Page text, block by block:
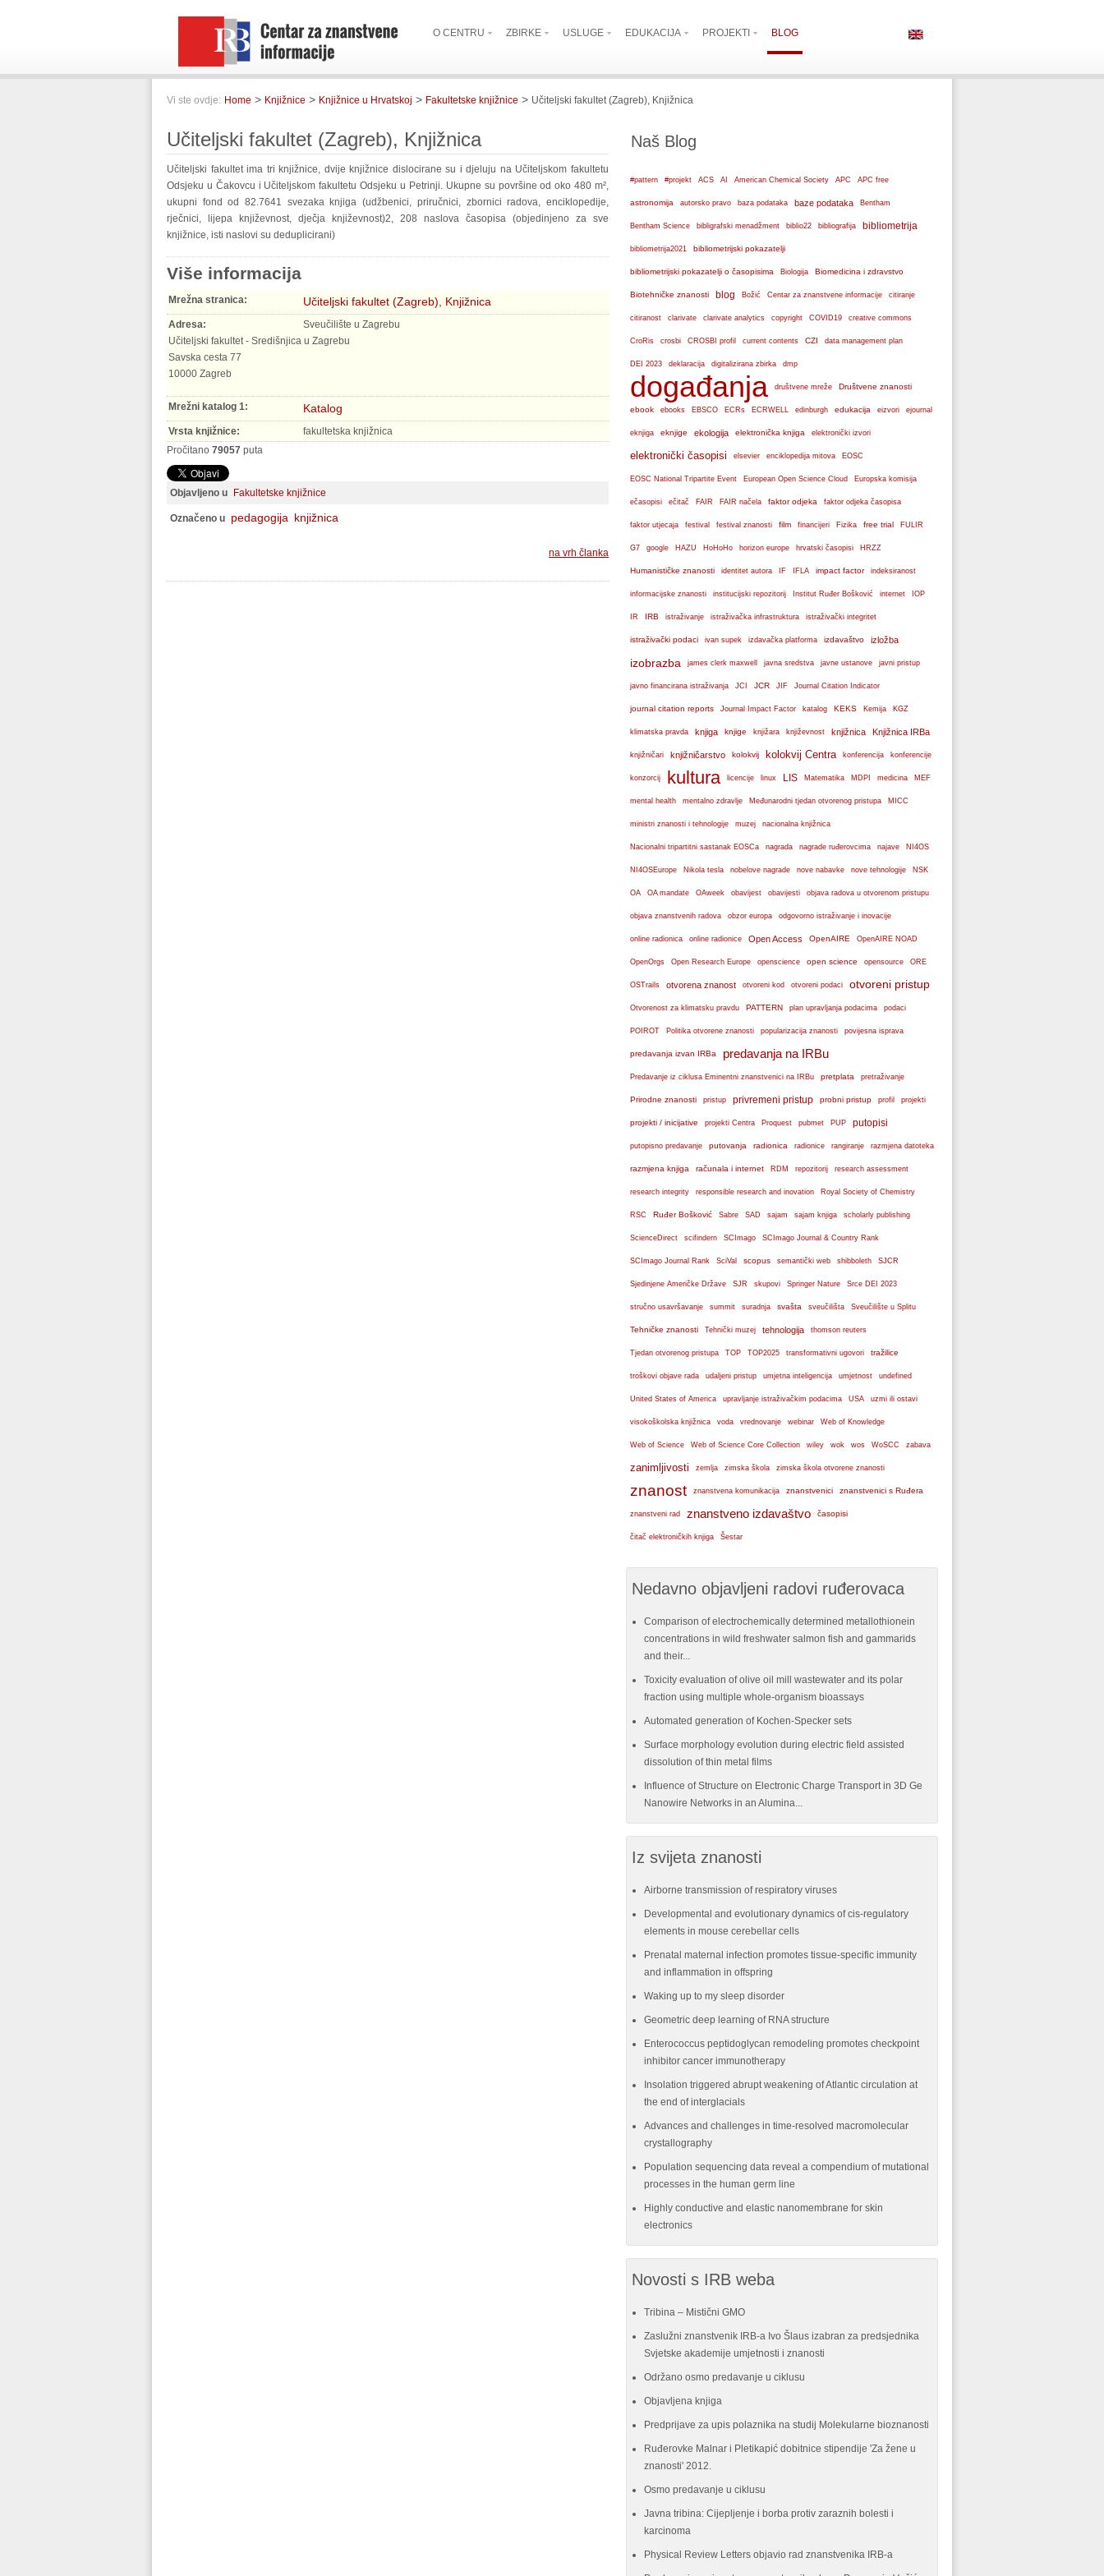
O CENTRU ZBIRKE USLUGE EDUKACIJA PROJEKTI BLOG
Vi ste ovdje: Home > Knjižnice > Knjižnice u Hrvatskoj > Fakultetske knjižnice > Učiteljski fakultet (Zagreb), Knjižnica
Učiteljski fakultet (Zagreb), Knjižnica
Učiteljski fakultet ima tri knjižnice, dvije knjižnice dislocirane su i djeluju na Učiteljskom fakultetu
Odsjeku u Čakovcu i Učiteljskom fakultetu Odsjeku u Petrinji. Ukupne su površine od oko 480 m²,
ukupni fond od 82.7641 svezaka knjiga (udžbenici, priručnici, zbornici radova, enciklopedije,
rječnici, lijepa književnost, dječja književnost)2, 208 naslova časopisa (objedinjeno za sve
knjižnice, isti naslovi su deduplicirani)
Više informacija
Mrežna stranica: Učiteljski fakultet (Zagreb), Knjižnica
Adresa:
Sveučilište u Zagrebu
Učiteljski fakultet - Središnjica u Zagrebu
Savska cesta 77
10000 Zagreb
Mrežni katalog 1: Katalog
Vrsta knjižnice:
fakultetska knjižnica
Pročitano 79057 puta
Objavljeno u Fakultetske knjižnice
Označeno u pedagogija knjižnica
na vrh članka
Naš Blog
#pattern #projekt ACS AI American Chemical Society APC APC free
astronomija autorsko pravo baza podataka baze podataka Bentham
Bentham Science bibligrafski menadžment biblio22 bibliografija bibliometrija
bibliometrija2021 bibliometrijski pokazatelji
bibliometrijski pokazatelji o časopisima Biologija Biomedicina i zdravstvo
Biotehničke znanosti blog Božić Centar za znanstvene informacije citiranje
citiranost clarivate clarivate analytics copyright COVID19 creative commons
CroRis crosbi CROSBI profil current contents CZI data management plan
DEI 2023 deklaracija digitalizirana zbirka dmp
događanja društvene mreže Društvene znanosti
ebook ebooks EBSCO ECRs ECRWELL edinburgh edukacija eizvori ejournal
eknjiga eknjige ekologija elektronička knjiga elektronički izvori
elektronički časopisi elsevier enciklopedija mitova EOSC
EOSC National Tripartite Event European Open Science Cloud Europska komisija
ečasopisi ečitač FAIR FAIR načela faktor odjeka faktor odjeka časopisa
faktor utjecaja festival festival znanosti film financijeri Fizika free trial FULIR
G7 google HAZU HoHoHo horizon europe hrvatski časopisi HRZZ
Humanističke znanosti identitet autora IF IFLA impact factor indeksiranost
informacijske znanosti institucijski repozitorij Institut Ruđer Bošković internet IOP
IR IRB istraživanje istraživačka infrastruktura istraživački integritet
istraživački podaci ivan supek izdavačka platforma izdavaštvo izložba
izobrazba james clerk maxwell javna sredstva javne ustanove javni pristup
javno financirana istraživanja JCI JCR JIF Journal Citation Indicator
journal citation reports Journal Impact Factor katalog KEKS Kemija KGZ
klimatska pravda knjiga knjige knjižara književnost knjižnica Knjižnica IRBa
knjižničari knjižničarstvo kolokvij kolokvij Centra konferencija konferencije
konzorcij kultura licencije linux LIS Matematika MDPI medicina MEF
mental health mentalno zdravlje Međunarodni tjedan otvorenog pristupa MICC
ministri znanosti i tehnologije muzej nacionalna knjižnica
Nacionalni tripartitni sastanak EOSCa nagrada nagrade ruđerovcima najave NI4OS
NI4OSEurope Nikola tesla nobelove nagrade nove nabavke nove tehnologije NSK
OA OA mandate OAweek obavijest obavijesti objava radova u otvorenom pristupu
objava znanstvenih radova obzor europa odgovorno istraživanje i inovacije
online radionica online radionice Open Access OpenAIRE OpenAIRE NOAD
OpenOrgs Open Research Europe openscience open science opensource ORE
OSTrails otvorena znanost otvoreni kod otvoreni podaci otvoreni pristup
Otvorenost za klimatsku pravdu PATTERN plan upravljanja podacima podaci
POIROT Politika otvorene znanosti popularizacija znanosti povijesna isprava
predavanja izvan IRBa predavanja na IRBu
Predavanje iz ciklusa Eminentni znanstvenici na IRBu pretplata pretraživanje
Prirodne znanosti pristup privremeni pristup probni pristup profil projekti
projekti / inicijative projekti Centra Proquest pubmet PUP putopisi
putopisno predavanje putovanja radionica radionice rangiranje razmjena datoteka
razmjena knjiga računala i internet RDM repozitorij research assessment
research integrity responsible research and inovation Royal Society of Chemistry
RSC Ruđer Bošković Sabre SAD sajam sajam knjiga scholarly publishing
ScienceDirect scifindern SCImago SCImago Journal & Country Rank
SCImago Journal Rank SciVal scopus semantički web shibboleth SJCR
Sjedinjene Američke Države SJR skupovi Springer Nature Srce DEI 2023
stručno usavršavanje summit suradnja svašta sveučilišta Sveučilište u Splitu
Tehničke znanosti Tehnički muzej tehnologija thomson reuters
Tjedan otvorenog pristupa TOP TOP2025 transformativni ugovori tražilice
troškovi objave rada udaljeni pristup umjetna inteligencija umjetnost undefined
United States of America upravljanje istraživačkim podacima USA uzmi ili ostavi
visokoškolska knjižnica voda vrednovanje webinar Web of Knowledge
Web of Science Web of Science Core Collection wiley wok wos WoSCC zabava
zanimljivosti zemlja zimska škola zimska škola otvorene znanosti
znanost znanstvena komunikacija znanstvenici znanstvenici s Ruđera
znanstveni rad znanstveno izdavaštvo časopisi
čitač elektroničkih knjiga Šestar
Nedavno objavljeni radovi ruđerovaca
Comparison of electrochemically determined metallothionein
concentrations in wild freshwater salmon fish and gammarids
and their...
Toxicity evaluation of olive oil mill wastewater and its polar
fraction using multiple whole-organism bioassays
Automated generation of Kochen-Specker sets
Surface morphology evolution during electric field assisted
dissolution of thin metal films
Influence of Structure on Electronic Charge Transport in 3D Ge
Nanowire Networks in an Alumina...
Iz svijeta znanosti
Airborne transmission of respiratory viruses
Developmental and evolutionary dynamics of cis-regulatory
elements in mouse cerebellar cells
Prenatal maternal infection promotes tissue-specific immunity
and inflammation in offspring
Waking up to my sleep disorder
Geometric deep learning of RNA structure
Enterococcus peptidoglycan remodeling promotes checkpoint
inhibitor cancer immunotherapy
Insolation triggered abrupt weakening of Atlantic circulation at
the end of interglacials
Advances and challenges in time-resolved macromolecular
crystallography
Population sequencing data reveal a compendium of mutational
processes in the human germ line
Highly conductive and elastic nanomembrane for skin
electronics
Novosti s IRB weba
Tribina – Mistični GMO
Zaslužni znanstvenik IRB-a Ivo Šlaus izabran za predsjednika
Svjetske akademije umjetnosti i znanosti
Održano osmo predavanje u ciklusu
Objavljena knjiga
Predprijave za upis polaznika na studij Molekularne bioznanosti
Ruđerovke Malnar i Pletikapić dobitnice stipendije 'Za žene u
znanosti' 2012.
Osmo predavanje u ciklusu
Javna tribina: Cijepljenje i borba protiv zaraznih bolesti i
karcinoma
Physical Review Letters objavio rad znanstvenika IRB-a